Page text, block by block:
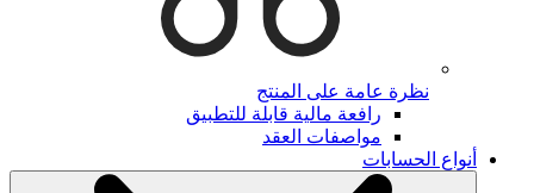
نظرة عامة على المنتج
رافعة مالية قابلة للتطبيق
مواصفات العقد
أنواع الحسابات